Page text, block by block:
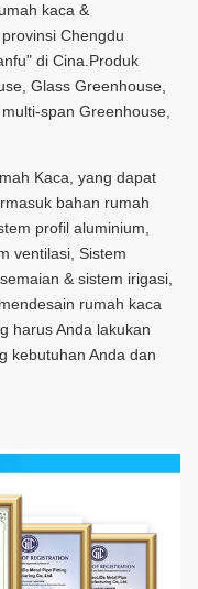
kaca &
Chengdu
di Cina.Produk
Glass Greenhouse,
span Greenhouse,
Kaca, yang dapat
bahan rumah
profil aluminium,
ventilasi, Sistem
& sistem irigasi,
rumah kaca
harus Anda lakukan
kebutuhan Anda dan